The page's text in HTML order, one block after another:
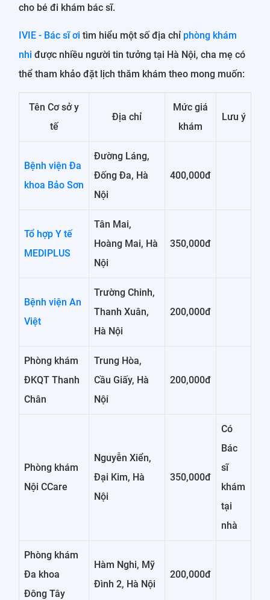
cho bé đi khám bác sĩ.
IVIE - Bác sĩ ơi tìm hiểu một số địa chỉ phòng khám
nhi được nhiều người tin tưởng tại Hà Nội, cha mẹ có
thể tham khảo đặt lịch thăm khám theo mong muốn:
Tên Cơ sở y
tế
Địa chỉ
Mức giá
khám
Lưu ý
Bệnh viện Đa
khoa Bảo Sơn
Đường Láng,
Đống Đa, Hà
Nội
400,000đ
Tổ hợp Y tế
MEDIPLUS
Tân Mai,
Hoàng Mai, Hà
Nội
350,000đ
Bệnh viện An
Việt
Trường Chinh,
Thanh Xuân,
Hà Nội
200,000đ
Phòng khám
ĐKQT Thanh
Chân
Trung Hòa,
Cầu Giấy, Hà
Nội
200,000đ
Phòng khám
Nội CCare
Nguyễn Xiển,
Đại Kim, Hà
Nội
350,000đ
Có
Bác
sĩ
khám
tại
nhà
Phòng khám
Đa khoa
Đông Tây
Hàm Nghi, Mỹ
Đình 2, Hà Nội
200,000đ